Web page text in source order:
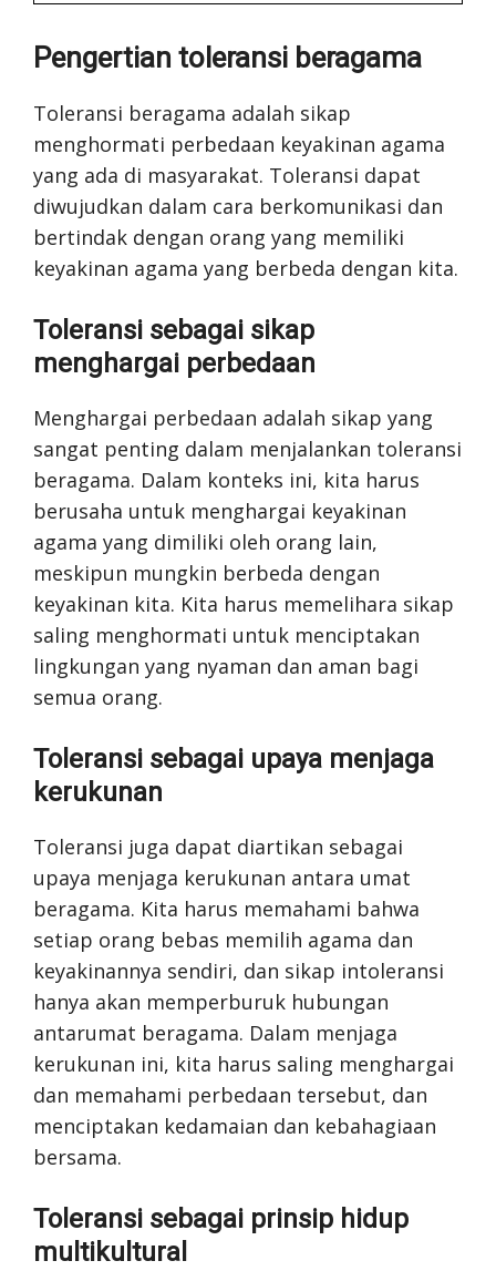
Pengertian toleransi beragama
Toleransi beragama adalah sikap
menghormati perbedaan keyakinan agama
yang ada di masyarakat. Toleransi dapat
diwujudkan dalam cara berkomunikasi dan
bertindak dengan orang yang memiliki
keyakinan agama yang berbeda dengan kita.
Toleransi sebagai sikap
menghargai perbedaan
Menghargai perbedaan adalah sikap yang
sangat penting dalam menjalankan toleransi
beragama. Dalam konteks ini, kita harus
berusaha untuk menghargai keyakinan
agama yang dimiliki oleh orang lain,
meskipun mungkin berbeda dengan
keyakinan kita. Kita harus memelihara sikap
saling menghormati untuk menciptakan
lingkungan yang nyaman dan aman bagi
semua orang.
Toleransi sebagai upaya menjaga
kerukunan
Toleransi juga dapat diartikan sebagai
upaya menjaga kerukunan antara umat
beragama. Kita harus memahami bahwa
setiap orang bebas memilih agama dan
keyakinannya sendiri, dan sikap intoleransi
hanya akan memperburuk hubungan
antarumat beragama. Dalam menjaga
kerukunan ini, kita harus saling menghargai
dan memahami perbedaan tersebut, dan
menciptakan kedamaian dan kebahagiaan
bersama.
Toleransi sebagai prinsip hidup
multikultural